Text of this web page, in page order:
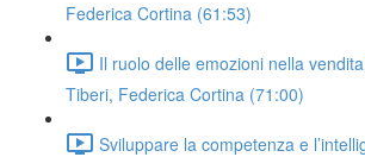
Federica Cortina (61:53)
Il ruolo delle emozioni nella
Tiberi, Federica Cortina (71:00)
Sviluppare la competenza e